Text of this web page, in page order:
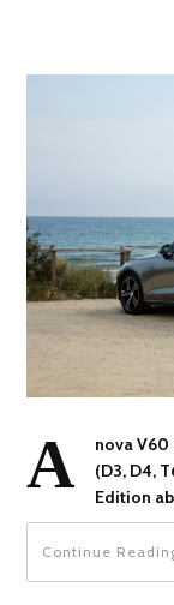
A
nova
(D3, D4,
Edition
Continue